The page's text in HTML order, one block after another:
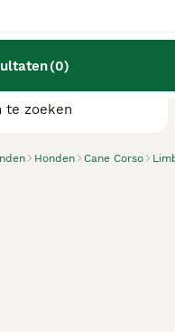
(0)
Honden Cane Corso
Landgraaf
te zoeken